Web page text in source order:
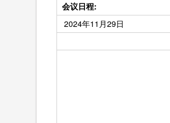
会议日程:
2024年11月29日